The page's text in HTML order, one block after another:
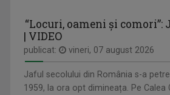
“Locuri, oameni și comori”:
| VIDEO
publicat: vineri, 07 august 2026
Jaful secolului din România s-a
1959, la ora opt dimineața. Pe Calea